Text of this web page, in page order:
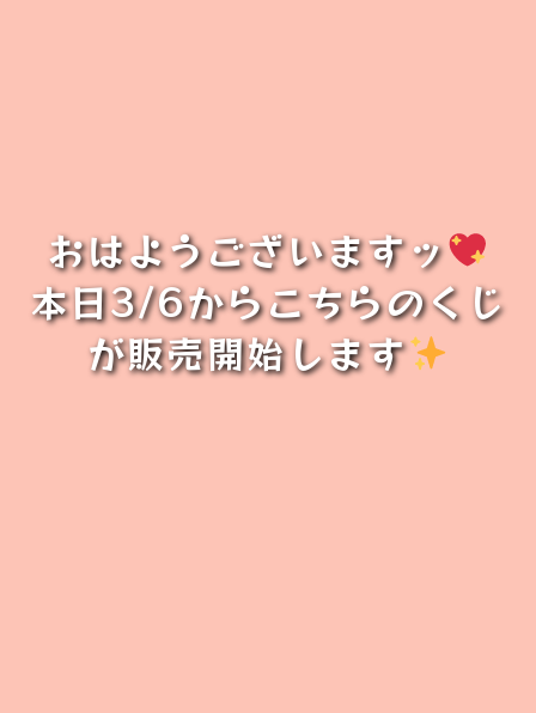
おはようございますッ
本日3/6からこちらのくじ
が販売開始します